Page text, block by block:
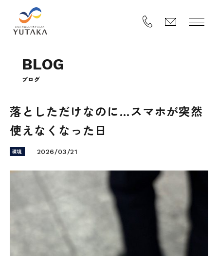
BLOG
ブロ グ
落としただけなのに…スマホが突然
使えなくなった日
環境 2026/03/21